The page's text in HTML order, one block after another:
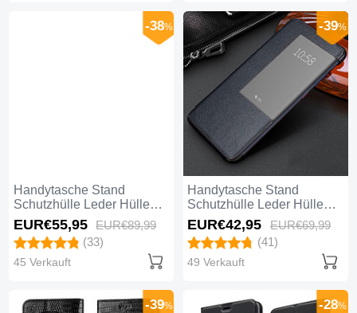
Handytasche Stand
Schutzhülle Leder Hülle
L09 für Huawei Mate 20
Braun
-38%
EUR€55,95 EUR€89,99
(33)
45 Verkauft
Handytasche Stand
Schutzhülle Leder Hülle
L08 für Huawei Mate 20
Blau
-39%
EUR€42,95 EUR€69,99
(41)
49 Verkauft
-39% -28%